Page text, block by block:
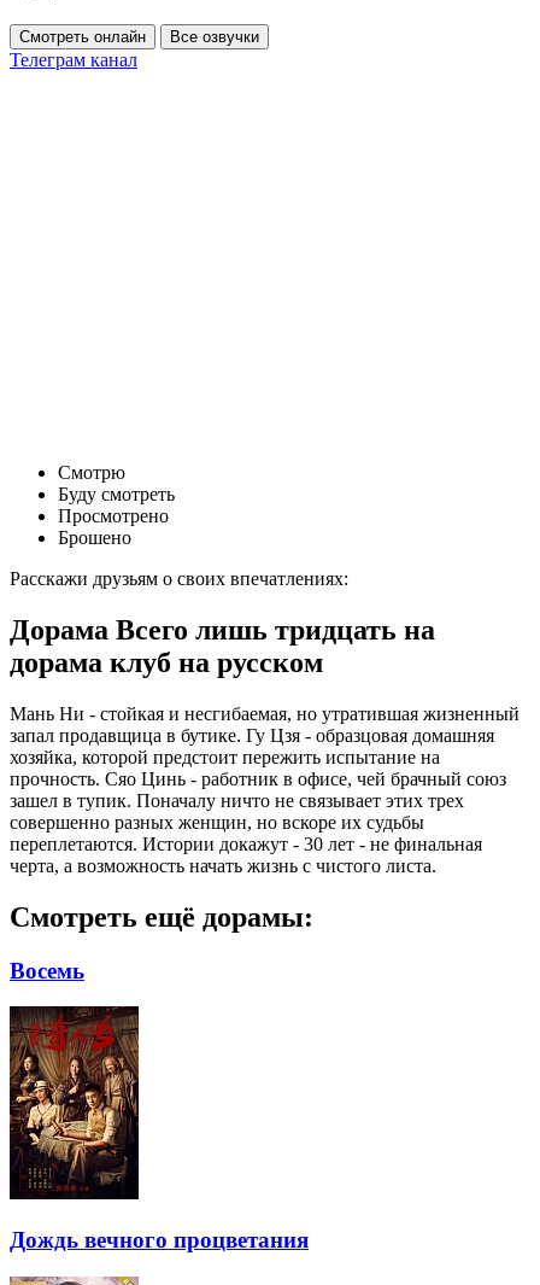
Смотреть онлайн Все озвучки
Телеграм канал
Смотрю
Буду смотреть
Просмотрено
Брошено
Расскажи друзьям о своих впечатлениях:
Дорама Всего лишь тридцать на
дорама клуб на русском
Мань Ни - стойкая и несгибаемая, но утратившая жизненный
запал продавщица в бутике. Гу Цзя - образцовая домашняя
хозяйка, которой предстоит пережить испытание на
прочность. Сяо Цинь - работник в офисе, чей брачный союз
зашел в тупик. Поначалу ничто не связывает этих трех
совершенно разных женщин, но вскоре их судьбы
переплетаются. Истории докажут - 30 лет - не финальная
черта, а возможность начать жизнь с чистого листа.
Смотреть ещё дорамы:
Восемь
Дождь вечного процветания